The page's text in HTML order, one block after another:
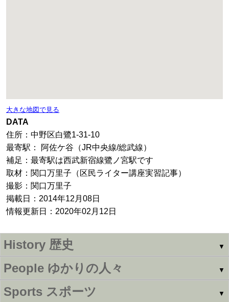
大きな地図で見る
DATA
住所：中野区白鷺1-31-10
最寄駅： 阿佐ケ谷（JR中央線/総武線）
補足：最寄駅は西武新宿線鷺ノ宮駅です
取材：関口万里子（区民ライター講座実習記事）
撮影：関口万里子
掲載日：2014年12月08日
情報更新日：2020年02月12日
History 歴史 ▼
People ゆかりの人々 ▼
Sports スポーツ ▼